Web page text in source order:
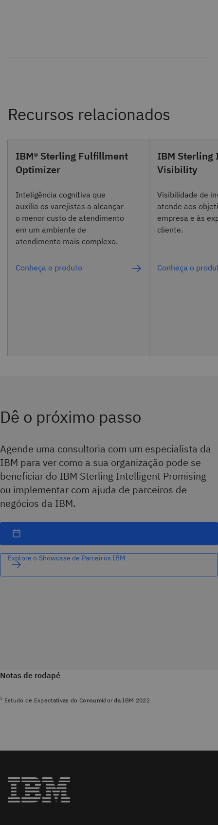
IBM® Sterling Fulfillment
Optimizer
Inteligência cognitiva que
auxilia os varejistas a alcançar
o menor custo de atendimento
em um ambiente de
atendimento mais complexo.
Conheça o produto
IBM Sterling
Visibility
Visibilidade de
atende aos
empresa e às
cliente.
Conheça o
Dê o próximo passo
Agende uma consultoria com um especialista da
IBM para ver como a sua organização pode se
beneficiar do IBM Sterling Intelligent Promising
ou implementar com ajuda de parceiros de
negócios da IBM.
Explore o Showcase de Parceiros IBM
Notas de rodapé
1 Estudo de Expectativas do Consumidor da IBM 2022